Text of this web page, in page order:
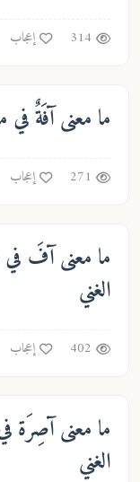
314 إعجاب
ما معنىآفَةٌفي
271 إعجاب
ما معنىآفَفي
الغني
402 إعجاب
ما معنىآصِرَةفي
الغني